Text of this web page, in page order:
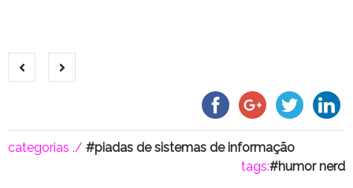
categorias ./
piadas de sistemas de informação
tags:
humor nerd